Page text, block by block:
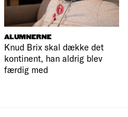
ALUMNERNE
Knud Brix skal dække det
kontinent, han aldrig blev
færdig med